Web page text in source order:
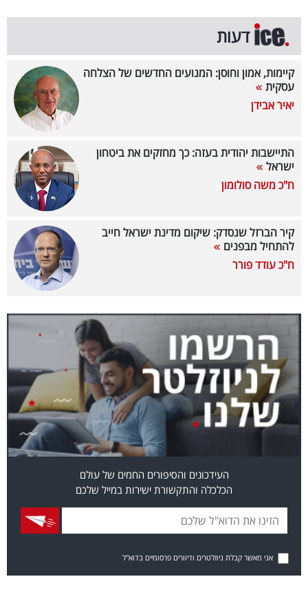
רכילות
עסקית
קריפטו
ויראלי
עסקי
קריירה
ולימודים
רייטינג
בריאות
תרבות
ופנאי
המילון
הכלכלי
דעות
קיימות, אמון וחוסן: המנועים החדשים של הצלחה
עסקית
יאיר אבידן
התיישבות יהודית בעזה: כך מחזקים את ביטחון
ישראל
ח"כ משה סולומון
קיר הברזל שנסדק: שיקום מדינת ישראל חייב
להתחיל מבפנים
ח"כ עודד פורר
העידכונים והסיפורים החמים של עולם
הכלכלה והתקשורת ישירות במייל שלכם
אני מאשר קבלת ניוזלטרים ודיוורים פרסומיים בדוא"ל